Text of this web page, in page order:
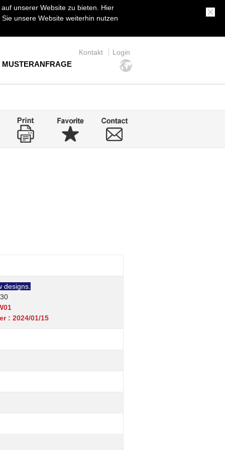
unserer Website zu bieten. Hier
unsere Website weiterhin nutzen
Kontakt Login
MUSTERANFRAGE
designs.
: 2024/01/15